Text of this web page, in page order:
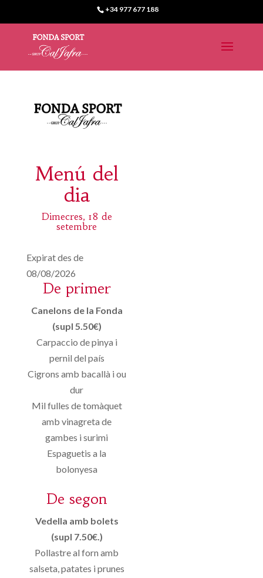
+34 977 677 188
Menú del
dia
Dimecres, 18 de
setembre
Expirat des de
08/08/2026
De primer
Canelons de la Fonda
(supl 5.50€)
Carpaccio de pinya i
pernil del país
Cigrons amb bacallà i ou
dur
Mil fulles de tomàquet
amb vinagreta de
gambes i surimi
Espaguetis a la
bolonyesa
De segon
Vedella amb bolets
(supl 7.50€.)
Pollastre al forn amb
salseta, patates i prunes